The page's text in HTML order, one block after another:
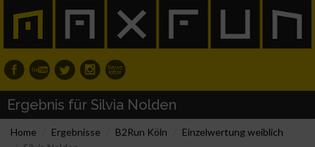
Ergebnis für Silvia Nolden
Home Ergebnisse B2Run Köln
Einzelwertung weiblich